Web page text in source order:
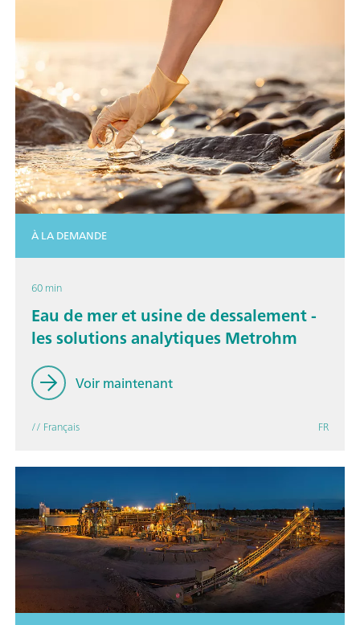
À LA DEMANDE
60 min
Eau de mer et usine de dessalement -
les solutions analytiques Metrohm
Voir maintenant
// Français FR